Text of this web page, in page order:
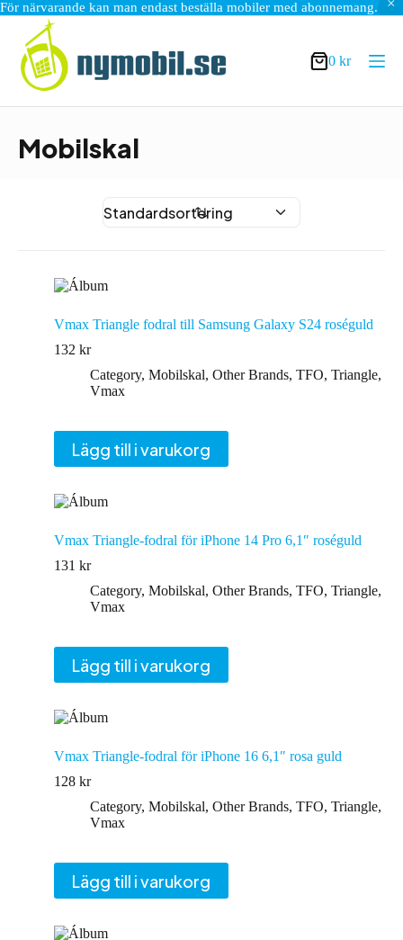
För närvarande kan man endast beställa mobiler med abonnemang.
innehåll
Varukorg
0 kr
Mobilskal
Vmax Triangle fodral till Samsung Galaxy S24 roséguld
132 kr
Category, Mobilskal, Other Brands, TFO, Triangle,
Vmax
Lägg till i varukorg
Vmax Triangle-fodral för iPhone 14 Pro 6,1″ roséguld
131 kr
Category, Mobilskal, Other Brands, TFO, Triangle,
Vmax
Lägg till i varukorg
Vmax Triangle-fodral för iPhone 16 6,1″ rosa guld
128 kr
Category, Mobilskal, Other Brands, TFO, Triangle,
Vmax
Lägg till i varukorg